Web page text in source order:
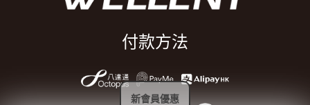
付款方法
新會員優惠